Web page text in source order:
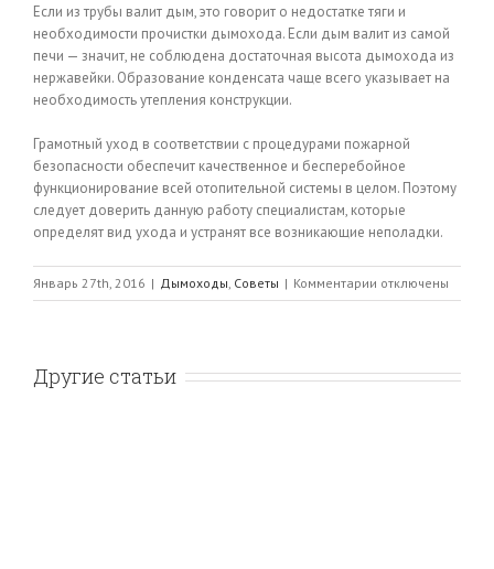
Если из трубы валит дым, это говорит о недостатке тяги и
необходимости прочистки дымохода. Если дым валит из самой
печи — значит, не соблюдена достаточная высота дымохода из
нержавейки. Образование конденсата чаще всего указывает на
необходимость утепления конструкции.
Грамотный уход в соответствии с процедурами пожарной
безопасности обеспечит качественное и бесперебойное
функционирование всей отопительной системы в целом. Поэтому
следует доверить данную работу специалистам, которые
определят вид ухода и устранят все возникающие неполадки.
Январь 27th, 2016 | Дымоходы Советы | Комментарии к
записи
из
отключены
Другие статьи